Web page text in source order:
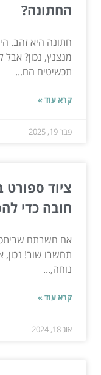
החתונה?
חתונה היא זהב.
מנצנץ, נכון?
תכשיטים הם...
קרא עוד »
פבר 19, 2025
ציוד ספורט
חובה כדי
אם חשבתם
תחשבו שוב! נכון,
נוחה,...
קרא עוד »
אוג 18, 2024